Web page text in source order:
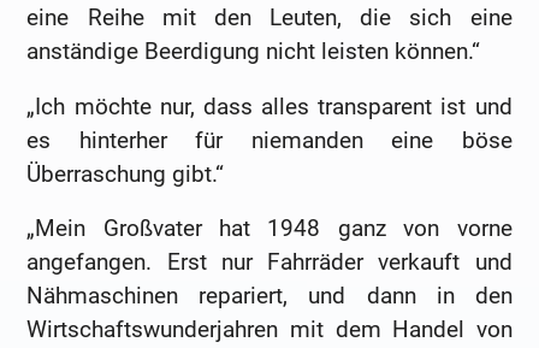
eine Reihe mit den Leuten, die sich eine
anständige Beerdigung nicht leisten können.“
„Ich möchte nur, dass alles transparent ist und
es hinterher für niemanden eine böse
Überraschung gibt.“
„Mein Großvater hat 1948 ganz von vorne
angefangen. Erst nur Fahrräder verkauft und
Nähmaschinen repariert, und dann in den
Wirtschaftswunderjahren mit dem Handel von